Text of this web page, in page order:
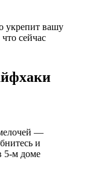
укрепит вашу
сейчас
—
и
5-м доме